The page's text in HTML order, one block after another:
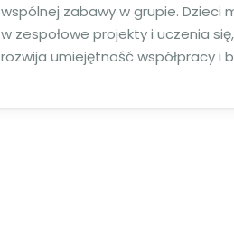
wspólnej zabawy w grupie. Dzieci
w zespołowe projekty i uczenia
rozwija umiejętność współpracy i